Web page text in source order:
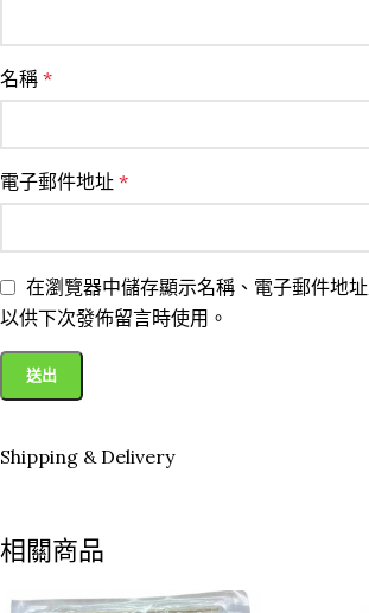
名稱 *
電子郵件地址 *
在瀏覽器中儲存顯示名稱、電子郵件地
以供下次發佈留言時使用。
Shipping & Delivery
相關商品